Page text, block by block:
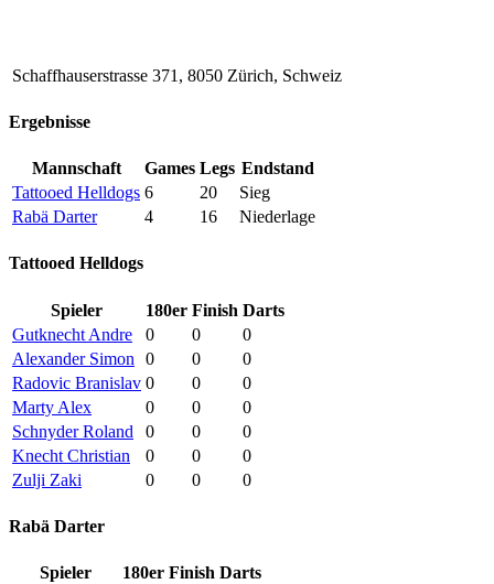
Schaffhauserstrasse 371, 8050 Zürich, Schweiz
Ergebnisse
Mannschaft Games Legs Endstand
Tattooed Helldogs 6 20
Sieg
Rabä Darter
4 16 Niederlage
Tattooed Helldogs
Spieler 180er Finish Darts
Gutknecht Andre
0 0
0
Alexander Simon
0 0
0
Radovic Branislav 0 0
0
Marty Alex
0 0
0
Schnyder Roland
0 0
0
Knecht Christian
0 0
0
Zulji Zaki
0 0 0
Rabä Darter
Spieler 180er Finish Darts